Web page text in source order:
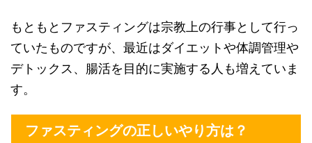
もともとファスティングは宗教上の行事として行っ
ていたものですが、最近はダイエットや体調管理や
デトックス、腸活を目的に実施する人も増えていま
す。
ファスティングの正しいやり方は？